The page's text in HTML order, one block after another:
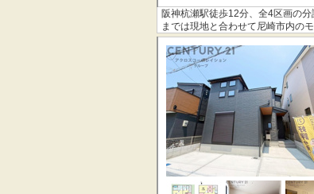
阪神杭瀬駅徒歩12分、全4区画の
までは現地と合わせて尼崎市内の